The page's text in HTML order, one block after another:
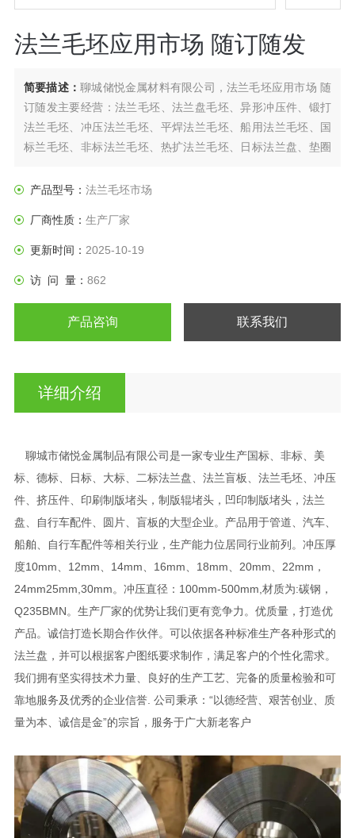
法兰毛坯应用市场 随订随发
简要描述：聊城储悦金属材料有限公司，法兰毛坯应用市场 随
订随发主要经营：法兰毛坯、法兰盘毛坯、异形冲压件、锻打
法兰毛坯、冲压法兰毛坯、平焊法兰毛坯、船用法兰毛坯、国
标兰毛坯、非标法兰毛坯、热扩法兰毛坯、日标法兰盘、垫圈
产品型号： 法兰毛坯市场
厂商性质： 生产厂家
更新时间： 2025-10-19
访 问 量： 862
产品咨询 联系我们
详细介绍
聊城市储悦金属制品有限公司是一家专业生产国标、非标、美
标、德标、日标、大标、二标法兰盘、法兰盲板、法兰毛坯、冲压
件、挤压件、印刷制版堵头，制版辊堵头，凹印制版堵头，法兰
盘、自行车配件、圆片、盲板的大型企业。产品用于管道、汽车、
船舶、自行车配件等相关行业，生产能力位居同行业前列。冲压厚
度10mm、12mm、14mm、16mm、18mm、20mm、22mm，
24mm25mm,30mm。冲压直径：100mm-500mm,材质为:碳钢，
Q235BMN。生产厂家的优势让我们更有竞争力。优质量，打造优
产品。诚信打造长期合作伙伴。可以依据各种标准生产各种形式的
法兰盘，并可以根据客户图纸要求制作，满足客户的个性化需求。
我们拥有坚实得技术力量、良好的生产工艺、完备的质量检验和可
靠地服务及优秀的企业信誉. 公司秉承：“以德经营、艰苦创业、质
量为本、诚信是金”的宗旨，服务于广大新老客户